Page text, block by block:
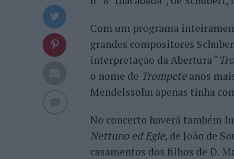
Com um programa
grandes compositores
interpretação da Abertura “
o nome de Trompeteanos
Mendelssohn apenas tinha
No concerto haverá também
Nettuno ed Egle, de João de
casamentos dos filhos de D.